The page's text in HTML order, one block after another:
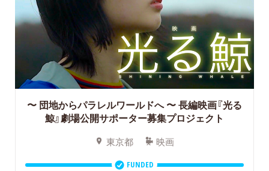
〜 団地からパラレルワールドへ 〜長編映画『光る
鯨』劇場公開サポーター募集プロジェクト
東京都 映画
FUNDED